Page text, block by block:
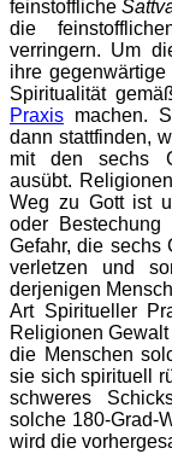
feinstoffliche
die
verringern. Um
ihre
Spiritualität
Praxis machen.
dann stattfinden,
mit den sechs
ausübt.
Weg zu Gott ist
oder
Gefahr, die sechs
verletzen und
derjenigen
Art Spiritueller
Religionen
die Menschen
sie sich spirituell
schweres
solche 180-Grad-
wird die